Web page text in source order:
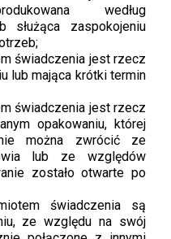
według
służąca zaspokojeniu
świadczenia jest rzecz
lub mająca krótki termin
świadczenia jest rzecz
opakowaniu, której
można zwrócić ze
lub ze względów
zostało otwarte po
świadczenia są
ze względu na swój